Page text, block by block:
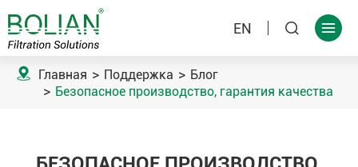
EN  
 Главная Поддержка
Блог
Безопасное производство, гарантия качества